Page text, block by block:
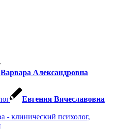
Варвара Александровна
Евгения Вячеславовна